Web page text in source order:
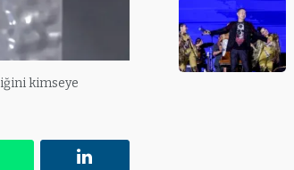
kimseye